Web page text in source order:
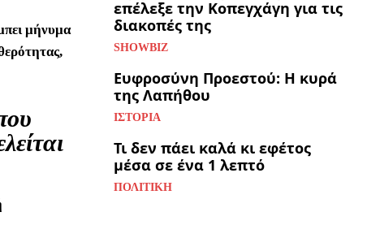
μήνυμα
επέλεξε την Κοπεγχάγη για τις
διακοπές της
SHOWBIZ
Ευφροσύνη Προεστού: Η κυρά
της Λαπήθου
ΙΣΤΟΡΊΑ
Τι δεν πάει καλά κι εφέτος
μέσα σε ένα 1 λεπτό
ΠΟΛΙΤΙΚΉ